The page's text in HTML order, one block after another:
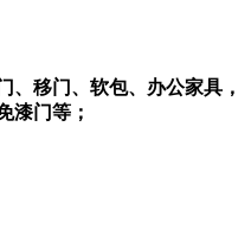
、移门、软包、办公家具，
漆门等；